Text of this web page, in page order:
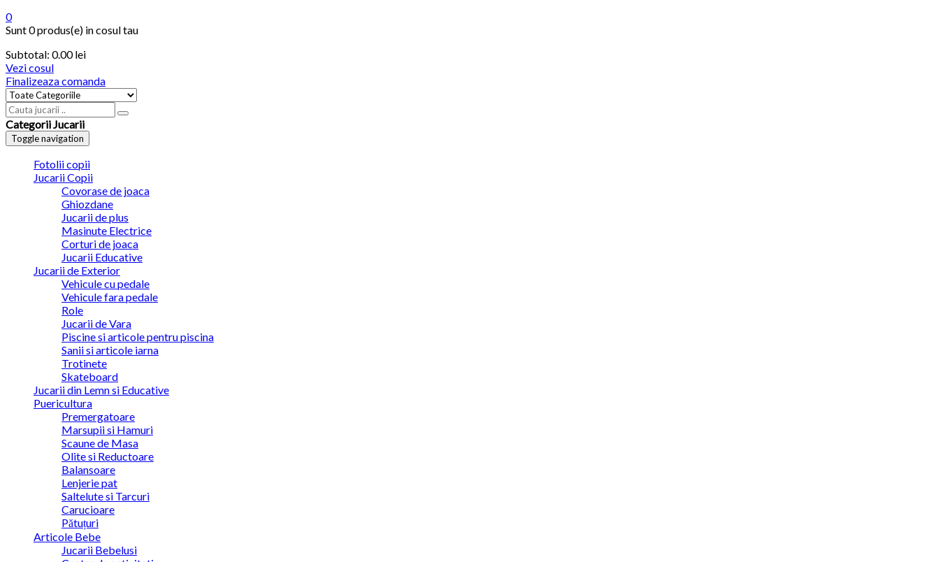
0
Sunt0 produs(e) in cosul tau
Subtotal: 0.00lei
Vezi cosul
Finalizeaza comanda
Categorii Jucarii
Toggle navigation
Fotolii copii
Jucarii Copii
Covorase de joaca
Ghiozdane
Jucarii de plus
Masinute Electrice
Corturi de joaca
Jucarii Educative
Jucarii de Exterior
Vehicule cu pedale
Vehicule fara pedale
Role
Jucarii de Vara
Piscine si articole pentru piscina
Sanii si articole iarna
Trotinete
Skateboard
Jucarii din Lemn si Educative
Puericultura
Premergatoare
Marsupii si Hamuri
Scaune de Masa
Olite si Reductoare
Balansoare
Lenjerie pat
Saltelute si Tarcuri
Carucioare
Pătuțuri
Articole Bebe
Jucarii Bebelusi